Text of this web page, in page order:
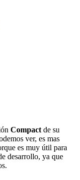
Compact de su
ver, es mas
es muy útil para
desarrollo, ya que